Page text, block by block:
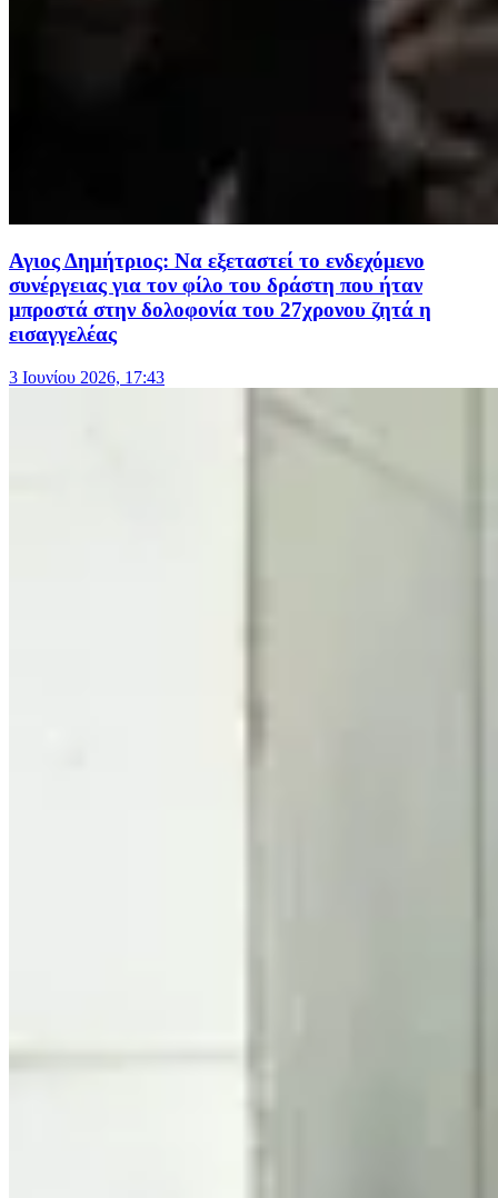
Αγιος Δημήτριος: Να εξεταστεί το ενδεχόμενο
συνέργειας για τον φίλο του δράστη που ήταν
μπροστά στην δολοφονία του 27χρονου ζητά η
εισαγγελέας
3 Ιουνίου 2026, 17:43